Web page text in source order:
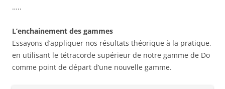
…..
L’enchainement des gammes
Essayons d’appliquer nos résultats théorique à la pratique,
en utilisant le tétracorde supérieur de notre gamme de Do
comme point de départ d’une nouvelle gamme.